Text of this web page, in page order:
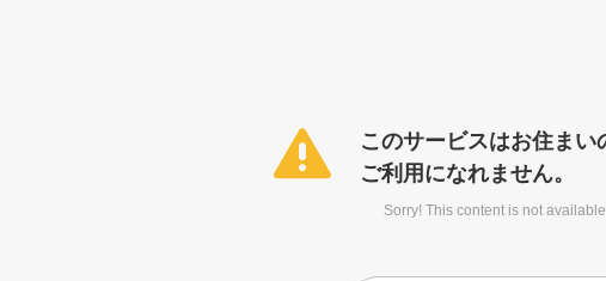
このサービスはお住まい
ご利用になれません。
Sorry! This content is not